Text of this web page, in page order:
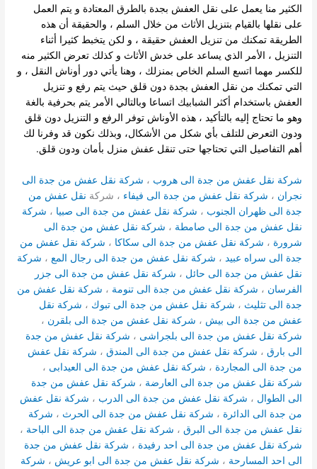
الكثير منا يعمل على نقل العفش بجدة بالطرق المعتادة و يتم العمل
على نقلها بالقيام بتنزيل الأثاث من خلال السلم ، والحقيقة أن هذه
الطريقة تمكنك من تنزيل العفش حقيقة ، و لكن يتخبط كثيرا أثناء
التنزيل ، الأمر الذي يساعد على خدش الأثاث و كذلك تعرض الكثير منه
للكسر مهما اتسع السلم الخاص بمنزلك ، وهنا يأتي دور أوناش النقل ، و
التي تمكنك من نقل العفش بجدة دون قلق حيث يتم رفع و تنزيل
العفش باستخدام أكثر الشبابيك اتساعا وبالتالي الأمر يتم بحرفية بالغة
وهو ما تحتاج إليه بالتأكيد ، هذه الأوناش توفر الرفع و التنزيل دون قلق
ودون التعرض للتلف بأي شكل من الأشكال، وبذلك نكون قد وفرنا لك
أهم التفاصيل التي تحتاجها حتى تنقل عفش منزل بأمان ودون قلق.
شركة نقل عفش من جدة الى هروب ، شركة نقل عفش من جدة الى
نجران ، شركة نقل عفش من جدة الى فيفاء ، شركة نقل عفش من
جدة الى ظهران الجنوب ، شركة نقل عفش من جدة الى صبيا ، شركة
نقل عفش من جدة الى صامطة ، شركة نقل عفش من جدة الى
شرورة ، شركة نقل عفش من جدة الى سكاكا ، شركة نقل عفش من
جدة الى سراه عبيد ، شركة نقل عفش من جدة الى رجال المع ، شركة
نقل عفش من جدة الى حائل ، شركة نقل عفش من جدة الى جزر
الفرسان ، شركة نقل عفش من جدة الى تنومة ، شركة نقل عفش من
جدة الى تثليث ، شركة نقل عفش من جدة الى تبوك ، شركة نقل
عفش من جدة الى بيش ، شركة نقل عفش من جدة الى بلقرن ،
شركة نقل عفش من جدة الى بلجراشى ، شركة نقل عفش من جدة
الى بارق ، شركة نقل عفش من جدة الى المندق ، شركة نقل عفش
من جدة الى المجاردة ، شركة نقل عفش من جدة الى العيدابى ،
شركة نقل عفش من جدة الى العارضة ، شركة نقل عفش من جدة
الى الطوال ، شركة نقل عفش من جدة الى الدرب ، شركة نقل عفش
من جدة الى الدائرة ، شركة نقل عفش من جدة الى الحرث ، شركة
نقل عفش من جدة الى البرق ، شركة نقل عفش من جدة الى الباحة ،
شركة نقل عفش من جدة الى احد رفيدة ، شركة نقل عفش من جدة
الى احد المسارحة ، شركة نقل عفش من جدة الى ابو عريش ، شركة